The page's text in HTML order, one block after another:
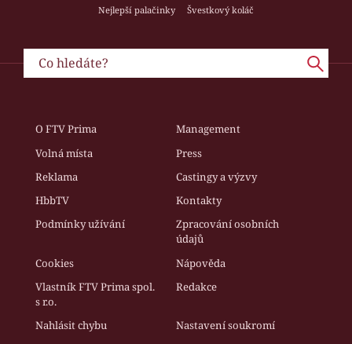
Nejlepší palačinky
Švestkový koláč
O FTV Prima
Management
Volná místa
Press
Reklama
Castingy a výzvy
HbbTV
Kontakty
Podmínky užívání
Zpracování osobních
údajů
Cookies
Nápověda
Vlastník FTV Prima spol.
s r.o.
Redakce
Nahlásit chybu Nastavení soukromí